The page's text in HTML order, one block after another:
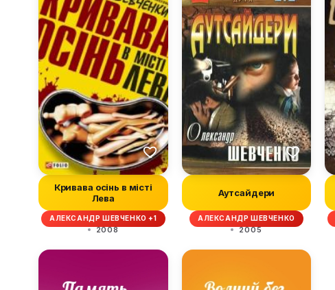
Кривава осінь в місті
Лева
АЛЕКСАНДР ШЕВЧЕНКО +1
2008
Аутсайдери
АЛЕКСАНДР ШЕВЧЕНКО
2005